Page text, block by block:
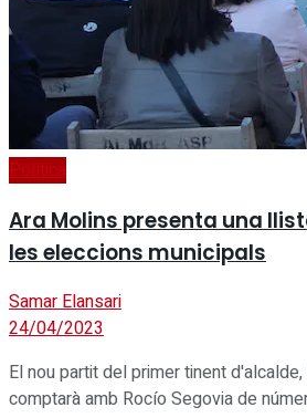
Política
Ara Molins presenta una
les eleccions municipals
Samar Elansari
24/04/2023
El nou partit del primer tinent
comptarà amb Rocío Segovia de